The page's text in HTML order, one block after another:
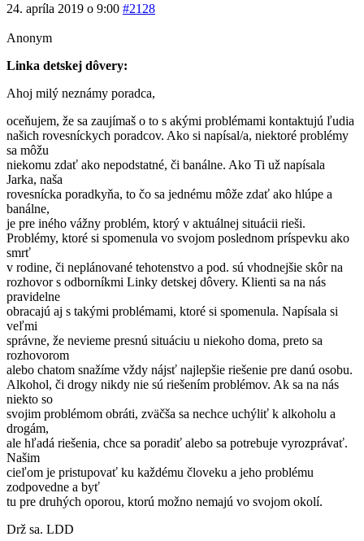
24. apríla 2019 o 9:00 #2128
Anonym
Linka detskej dôvery:
Ahoj milý neznámy poradca,
oceňujem, že sa zaujímaš o to s akými problémami kontaktujú ľudia
našich rovesníckych poradcov. Ako si napísal/a, niektoré problémy
sa môžu
niekomu zdať ako nepodstatné, či banálne. Ako Ti už napísala
Jarka, naša
rovesnícka poradkyňa, to čo sa jednému môže zdať ako hlúpe a
banálne,
je pre iného vážny problém, ktorý v aktuálnej situácii rieši.
Problémy, ktoré si spomenula vo svojom poslednom príspevku ako
smrť
v rodine, či neplánované tehotenstvo a pod. sú vhodnejšie skôr na
rozhovor s odborníkmi Linky detskej dôvery. Klienti sa na nás
pravidelne
obracajú aj s takými problémami, ktoré si spomenula. Napísala si
veľmi
správne, že nevieme presnú situáciu u niekoho doma, preto sa
rozhovorom
alebo chatom snažíme vždy nájsť najlepšie riešenie pre danú osobu.
Alkohol, či drogy nikdy nie sú riešením problémov. Ak sa na nás
niekto so
svojim problémom obráti, zväčša sa nechce uchýliť k alkoholu a
drogám,
ale hľadá riešenia, chce sa poradiť alebo sa potrebuje vyrozprávať.
Našim
cieľom je pristupovať ku každému človeku a jeho problému
zodpovedne a byť
tu pre druhých oporou, ktorú možno nemajú vo svojom okolí.
Drž sa. LDD